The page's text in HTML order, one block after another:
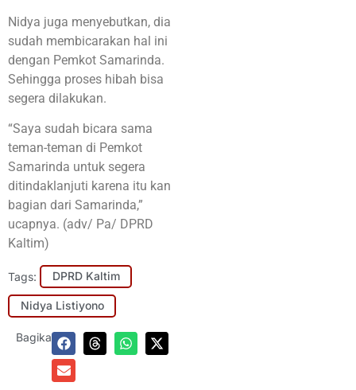
Nidya juga menyebutkan, dia
sudah membicarakan hal ini
dengan Pemkot Samarinda.
Sehingga proses hibah bisa
segera dilakukan.
“Saya sudah bicara sama
teman-teman di Pemkot
Samarinda untuk segera
ditindaklanjuti karena itu kan
bagian dari Samarinda,”
ucapnya. (adv/ Pa/ DPRD
Kaltim)
Tags: DPRD Kaltim
Nidya Listiyono
Bagikan: